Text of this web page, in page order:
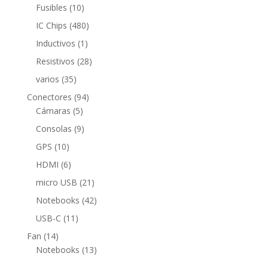
Fusibles 1010
productos
IC Chips 480480
productos
Inductivos 1 1
producto
Resistivos 2828
varios 3535
productos
Conectores 9494
Cámaras 55
productos
Consolas 99
GPS 1010
productos
HDMI 66
productos
micro USB 21 21
productos
Notebooks 4242
USB-C 11 11
Fan 1414
productos
Notebooks 1313